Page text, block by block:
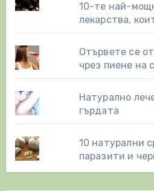
10-те най-
лекарства,
Отървете се
чрез пиене на
Натурално
гърдата
10 натурални
паразити и